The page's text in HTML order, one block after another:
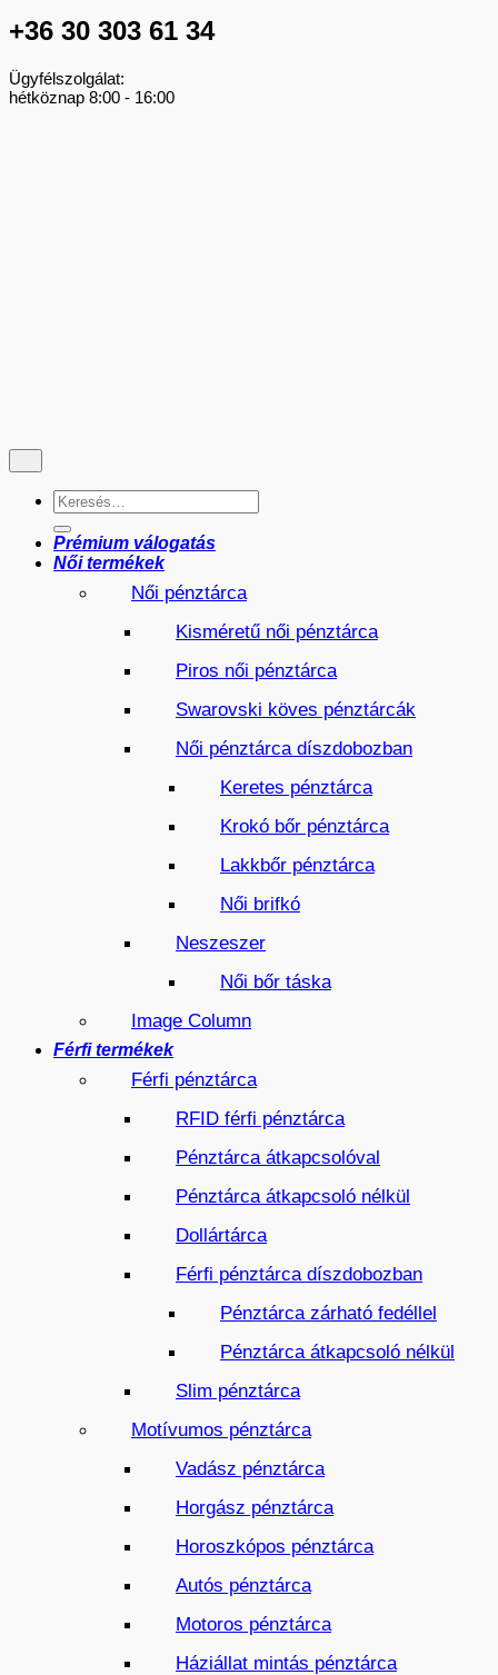
+36 30 303 61 34
Ügyfélszolgálat:
hétköznap 8:00 - 16:00
Keresés
a
következőre:
Prémium válogatás
Női termékek
Női pénztárca
Kisméretű női pénztárca
Piros női pénztárca
Swarovski köves pénztárcák
Női pénztárca díszdobozban
Keretes pénztárca
Krokó bőr pénztárca
Lakkbőr pénztárca
Női brifkó
Neszeszer
Női bőr táska
Image Column
Férfi termékek
Férfi pénztárca
RFID férfi pénztárca
Pénztárca átkapcsolóval
Pénztárca átkapcsoló nélkül
Dollártárca
Férfi pénztárca díszdobozban
Pénztárca zárható fedéllel
Pénztárca átkapcsoló nélkül
Slim pénztárca
Motívumos pénztárca
Vadász pénztárca
Horgász pénztárca
Horoszkópos pénztárca
Autós pénztárca
Motoros pénztárca
Háziállat mintás pénztárca